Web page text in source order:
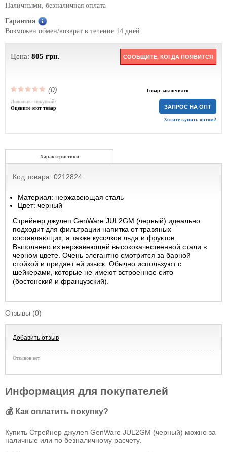
Наличными, безналичная оплата
Гарантия
Возможен обмен/возврат в течение 14 дней
Цена: 805 грн. СООБЩИТЕ, КОГДА ПОЯВИТСЯ
(0) Товар закончился
ЗАПРОС НА ОПТ
Хотите купить оптом?
Довольны покупкой?
Оцените этот товар
Характеристики
Код товара: 0212824
Материал: нержавеющая сталь
Цвет: черный
Стрейнер джулеп GenWare JUL2GM (черный) идеально
подходит для фильтрации напитка от травяных
составляющих, а также кусочков льда и фруктов.
Выполнено из нержавеющей высококачественной стали в
черном цвете. Очень элегантно смотрится за барной
стойкой и придает ей изыск. Обычно используют с
шейкерами, которые не имеют встроенное сито
(бостонский и французский).
Отзывы (0)
Добавить отзыв
Отзывов нет
Информация для покупателей
💰 Как оплатить покупку?
Купить Стрейнер джулеп GenWare JUL2GM (черный) можно за
наличные или по безналичному расчету.